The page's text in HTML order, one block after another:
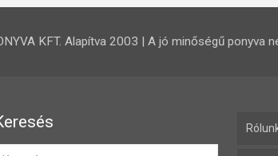
KFT. Alapítva 2003 | A jó minőségű